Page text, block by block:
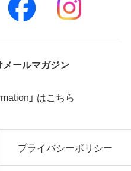
ールマガジン
」 はこちら
プライバシーポリシー